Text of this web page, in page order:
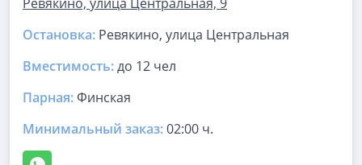
Остановка: Ревякино, улица Центральная
Вместимость:до 12 чел
Парная:Финская
Минимальный заказ:02:00 ч.